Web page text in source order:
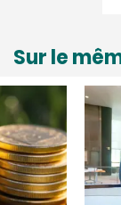
Sur le